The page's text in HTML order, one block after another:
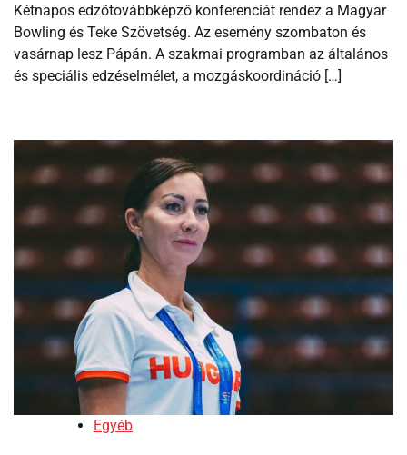
Kétnapos edzőtovábbképző konferenciát rendez a Magyar
Bowling és Teke Szövetség. Az esemény szombaton és
vasárnap lesz Pápán. A szakmai programban az általános
és speciális edzéselmélet, a mozgáskoordináció […]
Egyéb